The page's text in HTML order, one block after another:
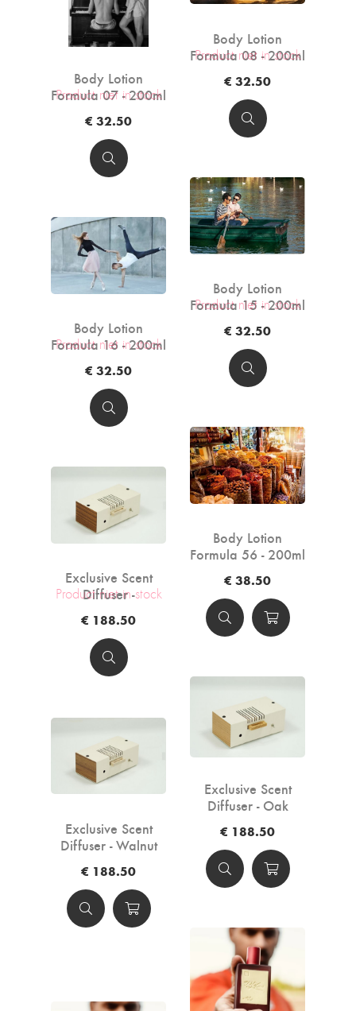
Body Lotion
Formula 07 - 200ml
€ 32.50
Product niet in stock
Body Lotion
Formula 08 - 200ml
€ 32.50
Product niet in stock
Body Lotion
Formula 15 - 200ml
€ 32.50
Product niet in stock
Body Lotion
Formula 16 - 200ml
€ 32.50
Product niet in stock
Body Lotion
Formula 56 - 200ml
€ 38.50
Exclusive Scent
Diffuser -
€ 188.50
Product niet in stock
Exclusive Scent
Diffuser - Oak
€ 188.50
Exclusive Scent
Diffuser - Walnut
€ 188.50